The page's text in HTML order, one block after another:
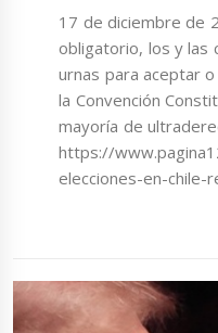
17 de diciembre de
obligatorio, los y las
urnas para aceptar
la Convención
mayoría de
https://
elecciones-en-chile-